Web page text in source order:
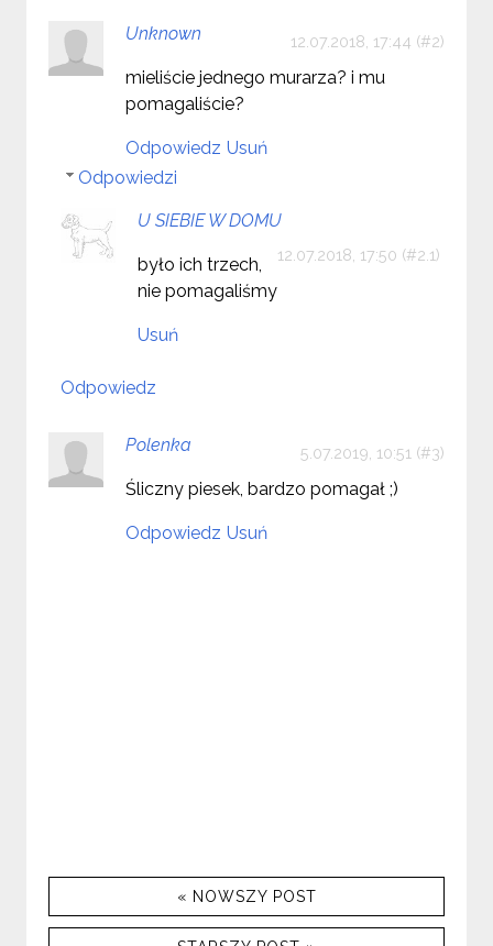
Unknown 12.07.2018, 17:44
mieliście jednego murarza? i mu
pomagaliście?
Odpowiedz Usuń
Odpowiedzi
U SIEBIE W DOMU
12.07.2018, 17:50
było ich trzech,
nie pomagaliśmy
Usuń
Odpowiedz
Polenka 5.07.2019, 10:51
Śliczny piesek, bardzo pomagał ;)
Odpowiedz Usuń
« NOWSZY POST